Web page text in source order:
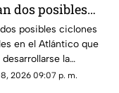
dos posibles
en el Atlantico;
sabe
posibles ciclones
en el Atlántico que
desarrollarse la
semana y más de uno
2026 09:07 p. m.